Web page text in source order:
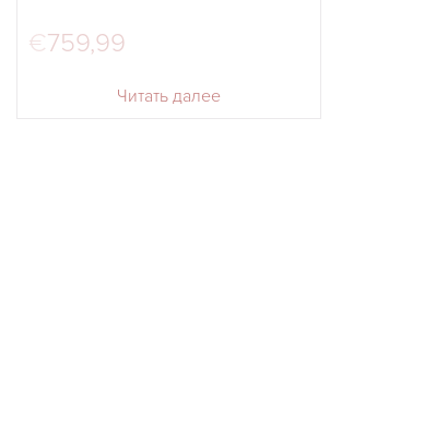
€759,99
Читать далее